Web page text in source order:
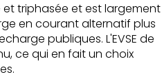
triphasée et est largement
en courant alternatif plus
publiques. L'EVSE de
ce qui en fait un choix